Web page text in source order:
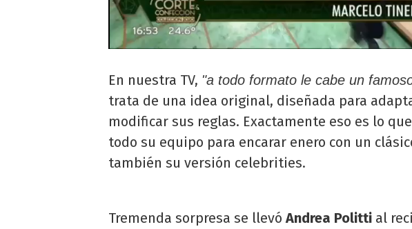
En nuestra TV, "a todo formato le cabe un
trata de una idea original, diseñada para
modificar sus reglas. Exactamente eso es lo
todo su equipo para encarar enero con un
también su versión celebrities.
Tremenda sorpresa se llevóAndrea Politti al